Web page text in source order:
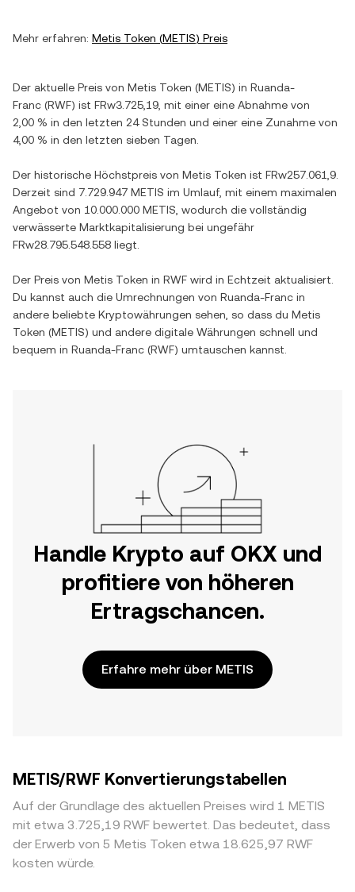
Mehr erfahren: Metis Token (METIS) Preis
Der aktuelle Preis von Metis Token (METIS) in Ruanda-
Franc (RWF) ist FRw3.725,19 , mit einer eine Abnahme von
2,00 % in den letzten 24 Stunden und einer eine Zunahme von
4,00 % in den letzten sieben Tagen.
Der historische Höchstpreis von Metis Token ist FRw257.061,9
Derzeit sind 7.729.947 METIS im Umlauf, mit einem maximalen
Angebot von 10.000.000 METIS , wodurch die vollständig
verwässerte Marktkapitalisierung bei ungefähr
FRw28.795.548.558 liegt.
Der Preis von Metis Token in RWF wird in Echtzeit aktualisiert.
Du kannst auch die Umrechnungen von Ruanda-Franc in
andere beliebte Kryptowährungen sehen, so dass du Metis
Token (METIS) und andere digitale Währungen schnell und
bequem in Ruanda-Franc (RWF) umtauschen kannst.
Handle Krypto auf OKX und
profitiere von höheren
Ertragschancen.
Erfahre mehr über METIS
METIS/RWF Konvertierungstabellen
Auf der Grundlage des aktuellen Preises wird 1 METIS
mit etwa 3.725,19 RWF bewertet. Das bedeutet, dass
der Erwerb von 5 Metis Token etwa 18.625,97 RWF
kosten würde.